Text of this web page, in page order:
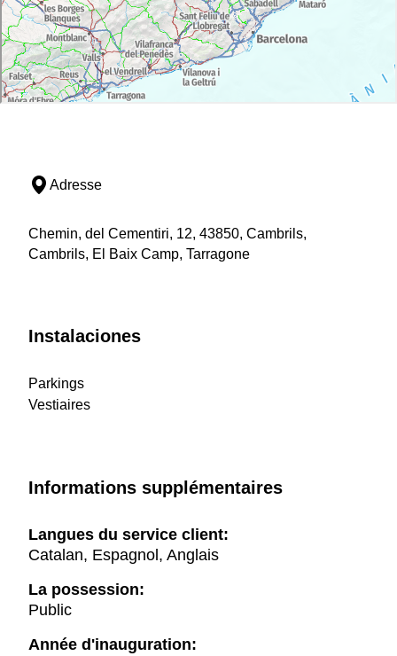
Adresse
Chemin, del Cementiri, 12, 43850, Cambrils,
Cambrils, El Baix Camp, Tarragone
Instalaciones
Parkings
Vestiaires
Informations supplémentaires
Langues du service client:
Catalan, Espagnol, Anglais
La possession:
Public
Année d'inauguration: